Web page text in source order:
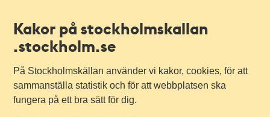
Kakor på stockholmskallan
.stockholm.se
På Stockholmskällan använder vi kakor, cookies, för att
sammanställa statistik och för att webbplatsen ska
fungera på ett bra sätt för dig.